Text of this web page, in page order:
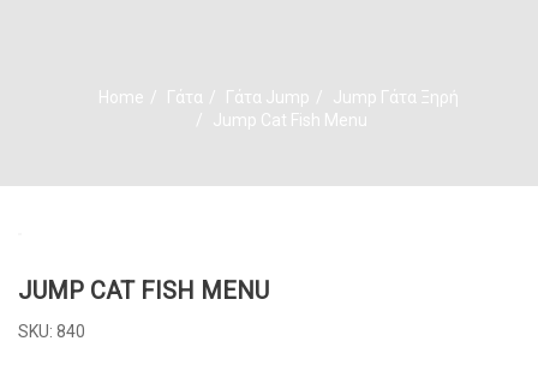
Home Γάτα Γάτα Jump
Jump Γάτα Ξηρή
Jump Cat Fish Menu
JUMP CAT FISH MENU
SKU: 840